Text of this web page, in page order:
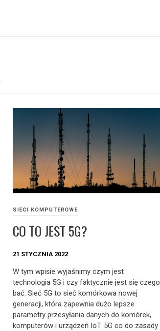
SIECI KOMPUTEROWE
CO TO JEST 5G?
21 STYCZNIA 2022
W tym wpisie wyjaśnimy czym jest
technologia 5G i czy faktycznie jest się czego
bać. Sieć 5G to sieć komórkowa nowej
generacji, która zapewnia dużo lepsze
parametry przesyłania danych do komórek,
komputerów i urządzeń IoT. 5G co do zasady